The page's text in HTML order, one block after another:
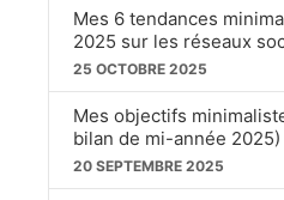
Mes 6 tendances
2025 sur les réseaux
25 OCTOBRE 2025
Mes objectifs
bilan de mi-année 2025)
20 SEPTEMBRE 2025